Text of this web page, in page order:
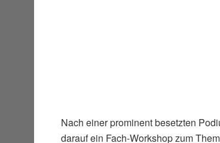
Nach einer prominent besetzten
darauf ein Fach-Workshop zum